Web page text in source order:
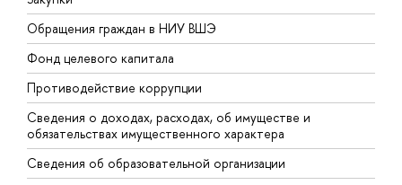
Обращения граждан в НИУ ВШЭ
Фонд целевого капитала
Противодействие коррупции
Сведения о доходах, расходах, об имуществе и
обязательствах имущественного характера
Сведения об образовательной организации